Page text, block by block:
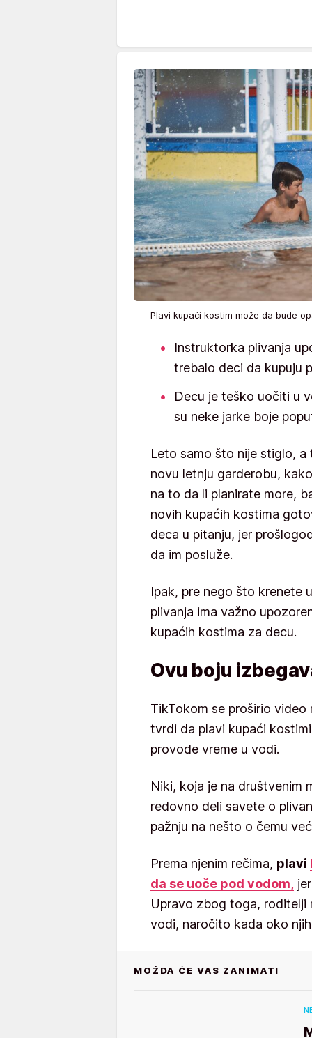
Plavi kupaći kostim može da bude
Instruktorka plivanja
trebalo deci da kupuju
Decu je teško uočiti u
su neke jarke boje
Leto samo što nije stiglo,
novu letnju garderobu,
na to da li planirate more,
novih kupaćih kostima
deca u pitanju, jer
da im posluže.
Ipak, pre nego što krenete
plivanja ima važno
kupaćih kostima za decu.
Ovu boju
TikTokom se proširio
tvrdi da plavi kupaći
provode vreme u vodi.
Niki, koja je na društvenim
redovno deli savete o
pažnju na nešto o čemu
Prema njenim rečima, plavi
da se uoče pod vodom,
Upravo zbog toga, roditelji
vodi, naročito kada oko
MOŽDA ĆE VAS ZANIMATI